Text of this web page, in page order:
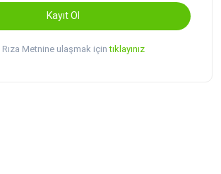
Kayıt Ol
Rıza Metnine ulaşmak içintıklayınız